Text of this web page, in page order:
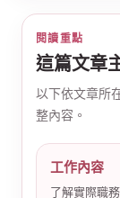
閱讀重點
這篇文章
以下依文章所
整內容。
工作內容
了解實際職